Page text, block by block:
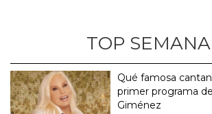
TOP
Qué famosa
primer programa
Giménez